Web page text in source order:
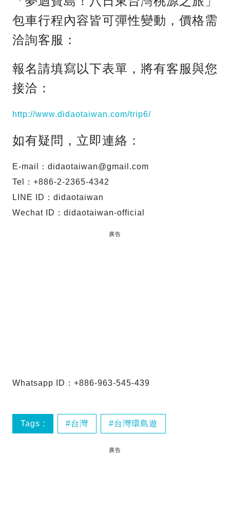
包車行程內容皆可彈性變動，價格需
洽詢客服：
報名請填寫以下表單，將有客服與您
接洽：
http://www.didaotaiwan.com/trip6/
如有疑問，立即連絡：
E-mail： didaotaiwan@gmail.com
Tel：+886-2-2365-4342
LINE ID：didaotaiwan
Wechat ID：didaotaiwan-official
廣告
Whatsapp ID：+886-963-545-439
Tags : 台灣 台灣環島遊
廣告